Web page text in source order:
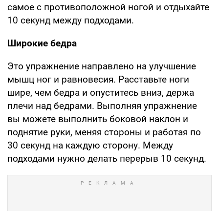
самое с противоположной ногой и отдыхайте
10 секунд между подходами.
Широкие бедра
Это упражнение направлено на улучшение
мышц ног и равновесия. Расставьте ноги
шире, чем бедра и опуститесь вниз, держа
плечи над бедрами. Выполняя упражнение
вы можете выполнить боковой наклон и
поднятие руки, меняя стороны и работая по
30 секунд на каждую сторону. Между
подходами нужно делать перерыв 10 секунд.